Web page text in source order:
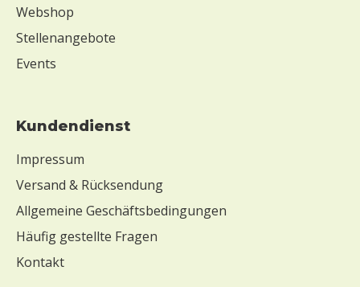
Webshop
Stellenangebote
Events
Kundendienst
Impressum
Versand & Rücksendung
Allgemeine Geschäftsbedingungen
Häufig gestellte Fragen
Kontakt